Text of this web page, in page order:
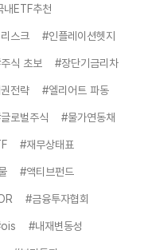
내ETF추천
스크 #인플레이션헷지
식 초보 #장단기금리차
전략 #엘리어트 파동
로벌주식 #물가연동채
#재무상태표
#액티브펀드
#금융투자협회
#내재변동성